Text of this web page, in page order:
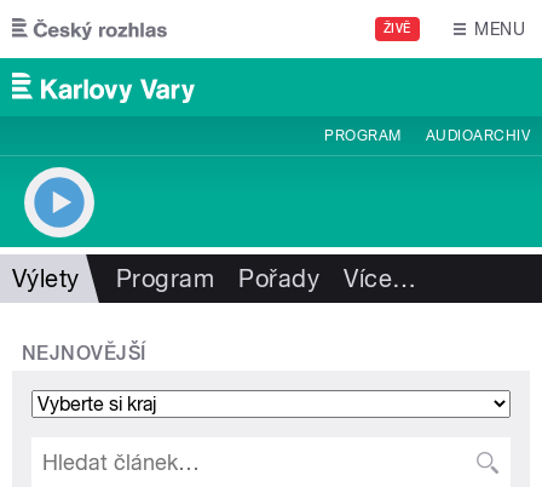
Přejít k hlavnímu obsahu
ŽIVĚ MENU
PROGRAM AUDIOARCHIV
Výlety Program Pořady Více…
NEJNOVĚJŠÍ